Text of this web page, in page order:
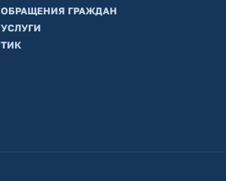
ОБРАЩЕНИЯ ГРАЖДАН
УСЛУГИ
ТИК